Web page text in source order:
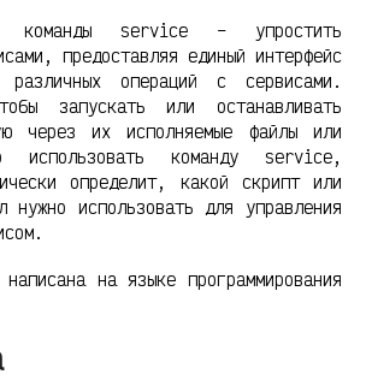
команды service – упростить
предоставляя единый интерфейс
различных операций с сервисами.
запускать или останавливать
через их исполняемые файлы или
использовать команду service,
определит, какой скрипт или
нужно использовать для управления
на языке программирования